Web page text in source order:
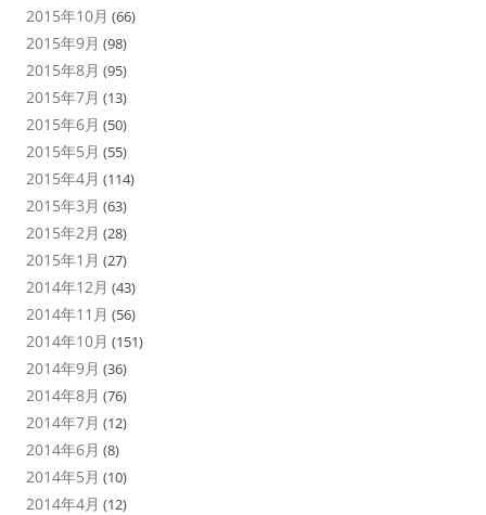
2015年10月 (66)
2015年9月 (98)
2015年8月 (95)
2015年7月 (13)
2015年6月 (50)
2015年5月 (55)
2015年4月 (114)
2015年3月 (63)
2015年2月 (28)
2015年1月 (27)
2014年12月 (43)
2014年11月 (56)
2014年10月 (151)
2014年9月 (36)
2014年8月 (76)
2014年7月 (12)
2014年6月 (8)
2014年5月 (10)
2014年4月 (12)